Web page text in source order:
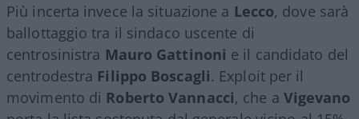
Più incerta invece la situazione a Lecco, dove sarà
ballottaggio tra il sindaco uscente di
centrosinistra Mauro Gattinoni e il candidato del
centrodestra Filippo Boscagli. Exploit per il
movimento di Roberto Vannacci, che a Vigevano